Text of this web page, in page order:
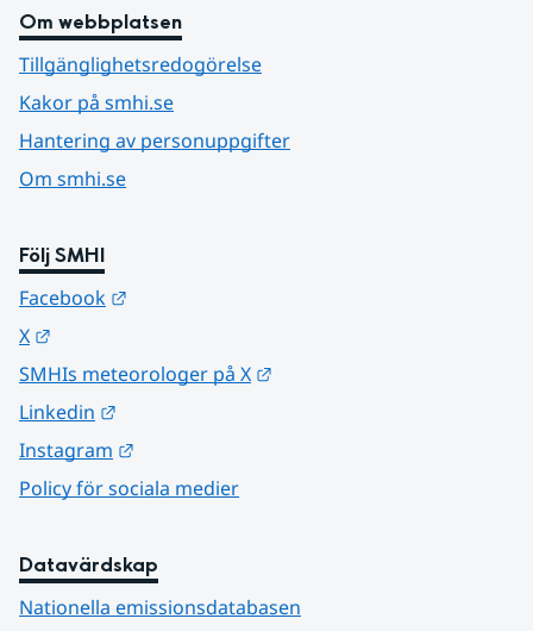
Om webbplatsen
Tillgänglighetsredogörelse
Kakor på smhi.se
Hantering av personuppgifter
Om smhi.se
Följ SMHI
Facebook
X
SMHIs meteorologer på X
Linkedin
Instagram
Policy för sociala medier
Datavärdskap
Nationella emissionsdatabasen